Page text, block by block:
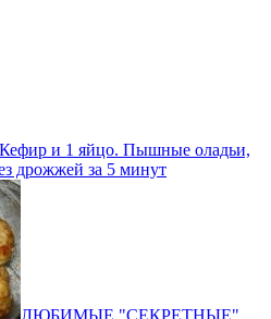
Кефир и 1 яйцо. Пышные оладьи,
дрожжей за 5 минут
ЛЮБИМЫЕ "СЕКРЕТНЫЕ"